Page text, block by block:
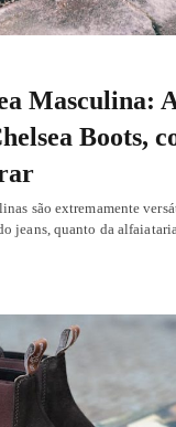
Masculina:
Boots,
são extremamente
jeans, quanto da